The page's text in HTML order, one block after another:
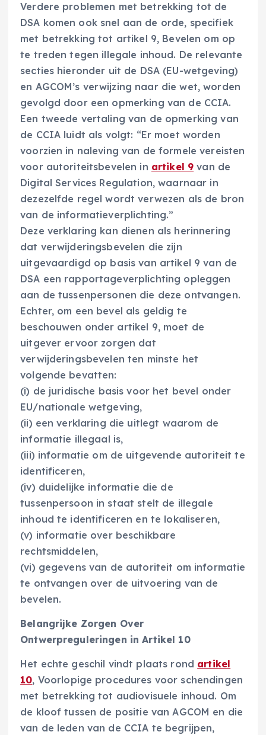
Verdere problemen met betrekking tot de
DSA komen ook snel aan de orde, specifiek
met betrekking tot artikel 9, Bevelen om op
te treden tegen illegale inhoud. De relevante
secties hieronder uit de DSA (EU-wetgeving)
en AGCOM’s verwijzing naar die wet, worden
gevolgd door een opmerking van de CCIA.
Een tweede vertaling van de opmerking van
de CCIA luidt als volgt: “Er moet worden
voorzien in naleving van de formele vereisten
voor autoriteitsbevelen in artikel 9 van de
Digital Services Regulation, waarnaar in
dezezelfde regel wordt verwezen als de bron
van de informatieverplichting.”
Deze verklaring kan dienen als herinnering
dat verwijderingsbevelen die zijn
uitgevaardigd op basis van artikel 9 van de
DSA een rapportageverplichting opleggen
aan de tussenpersonen die deze ontvangen.
Echter, om een bevel als geldig te
beschouwen onder artikel 9, moet de
uitgever ervoor zorgen dat
verwijderingsbevelen ten minste het
volgende bevatten:
(i) de juridische basis voor het bevel onder
EU/nationale wetgeving,
(ii) een verklaring die uitlegt waarom de
informatie illegaal is,
(iii) informatie om de uitgevende autoriteit te
identificeren,
(iv) duidelijke informatie die de
tussenpersoon in staat stelt de illegale
inhoud te identificeren en te lokaliseren,
(v) informatie over beschikbare
rechtsmiddelen,
(vi) gegevens van de autoriteit om informatie
te ontvangen over de uitvoering van de
bevelen.
Belangrijke Zorgen Over
Ontwerpreguleringen in Artikel 10
Het echte geschil vindt plaats rond artikel
10, Voorlopige procedures voor schendingen
met betrekking tot audiovisuele inhoud. Om
de kloof tussen de positie van AGCOM en die
van de leden van de CCIA te begrijpen,